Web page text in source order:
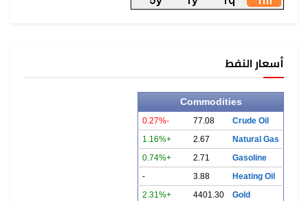
أسعار النفط
Commodities
Crude Oil
77.08
-0.27%
Natural Gas
2.67
+1.16%
Gasoline
2.71
+0.74%
Heating Oil
3.88
-
Gold
4401.30
+2.31%